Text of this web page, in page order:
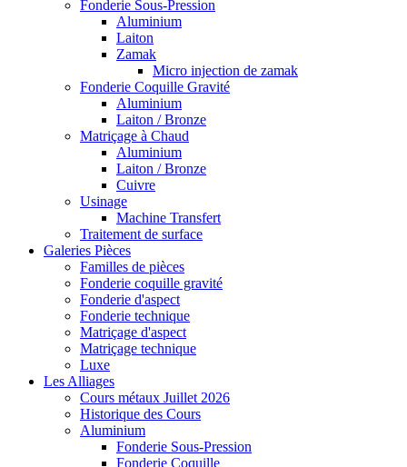
Fonderie Sous-Pression
Aluminium
Laiton
Zamak
Micro injection de zamak
Fonderie Coquille Gravité
Aluminium
Laiton / Bronze
Matriçage à Chaud
Aluminium
Laiton / Bronze
Cuivre
Usinage
Machine Transfert
Traitement de surface
Galeries Pièces
Familles de pièces
Fonderie coquille gravité
Fonderie d'aspect
Fonderie technique
Matriçage d'aspect
Matriçage technique
Luxe
Les Alliages
Cours métaux Juillet 2026
Historique des Cours
Aluminium
Fonderie Sous-Pression
Fonderie Coquille